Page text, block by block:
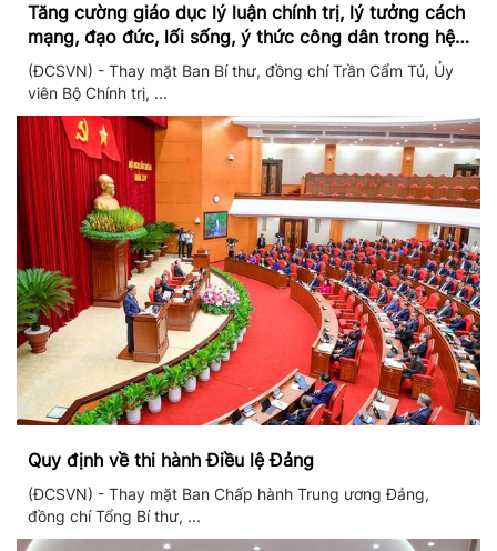
Tăng cường giáo dục lý luận chính trị, lý tưởng cách
mạng, đạo đức, lối sống, ý thức công dân trong hệ
thống giáo dục quốc dân
(ĐCSVN) - Thay mặt Ban Bí thư, đồng chí Trần Cẩm Tú, Ủy
viên Bộ Chính trị, ...
Quy định về thi hành Điều lệ Đảng
(ĐCSVN) - Thay mặt Ban Chấp hành Trung ương Đảng,
đồng chí Tổng Bí thư, ...